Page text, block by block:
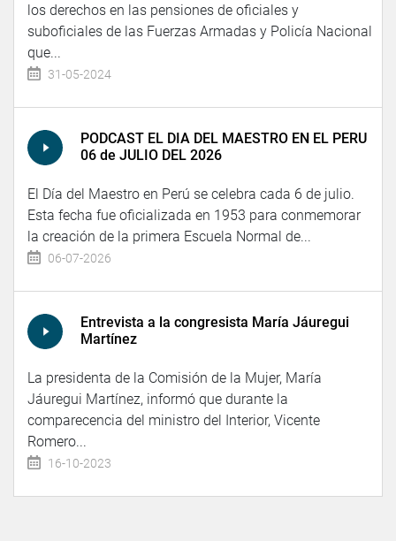
los derechos en las pensiones de oficiales y
suboficiales de las Fuerzas Armadas y Policía Nacional
que...
31-05-2024
PODCAST EL DIA DEL MAESTRO EN EL PERU
06 de JULIO DEL 2026
El Día del Maestro en Perú se celebra cada 6 de julio.
Esta fecha fue oficializada en 1953 para conmemorar
la creación de la primera Escuela Normal de...
06-07-2026
Entrevista a la congresista María Jáuregui
Martínez
La presidenta de la Comisión de la Mujer, María
Jáuregui Martínez, informó que durante la
comparecencia del ministro del Interior, Vicente
Romero...
16-10-2023